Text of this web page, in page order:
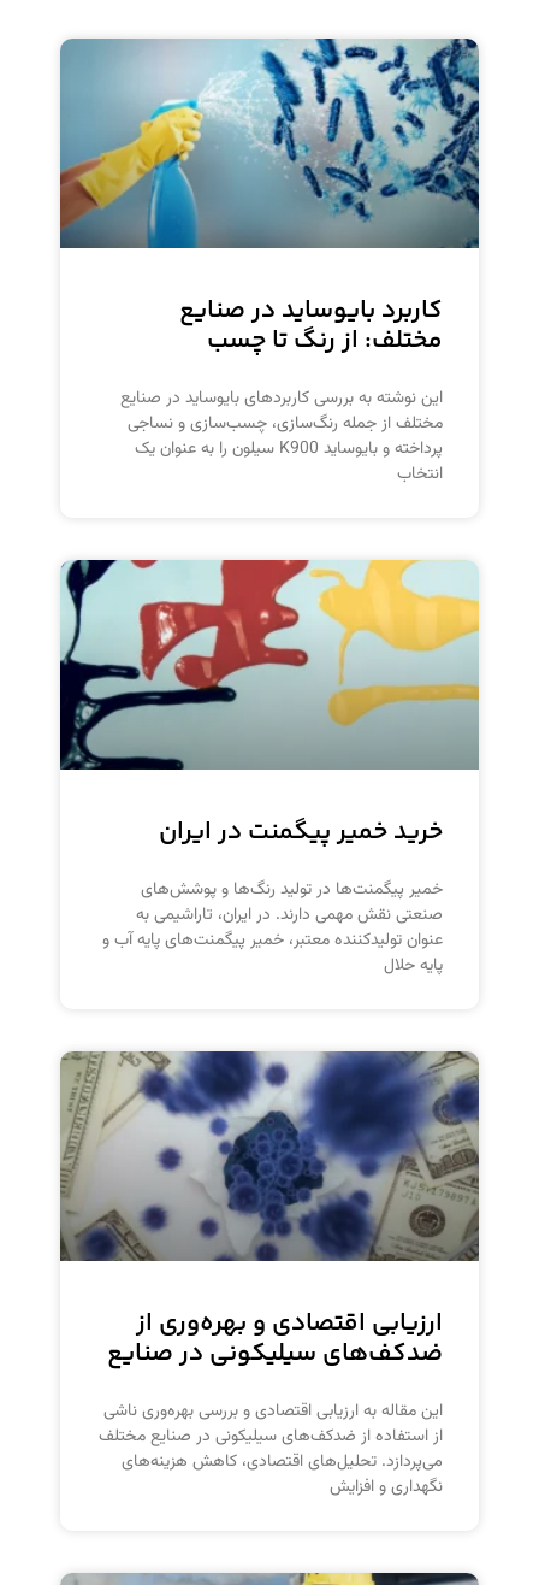
کاربرد بایوساید در صنایع
مختلف: از رنگ تا چسب
این نوشته به بررسی کاربردهای بایوساید در صنایع
مختلف از جمله رنگ‌سازی، چسب‌سازی و نساجی
پرداخته و بایوساید K900 سیلون را به عنوان یک
انتخاب
خرید خمیر پیگمنت در ایران
خمیر پیگمنت‌ها در تولید رنگ‌ها و پوشش‌های
صنعتی نقش مهمی دارند. در ایران، تاراشیمی به
عنوان تولیدکننده معتبر، خمیر پیگمنت‌های پایه آب و
پایه حلال
ارزیابی اقتصادی و بهره‌وری از
ضدکف‌های سیلیکونی در صنایع
این مقاله به ارزیابی اقتصادی و بررسی بهره‌وری ناشی
از استفاده از ضدکف‌های سیلیکونی در صنایع مختلف
می‌پردازد. تحلیل‌های اقتصادی، کاهش هزینه‌های
نگهداری و افزایش